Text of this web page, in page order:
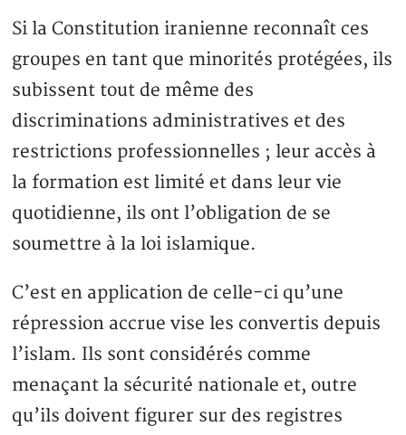
Si la Constitution iranienne reconnaît ces
groupes en tant que minorités protégées, ils
subissent tout de même des
discriminations administratives et des
restrictions professionnelles ; leur accès à
la formation est limité et dans leur vie
quotidienne, ils ont l’obligation de se
soumettre à la loi islamique.
C’est en application de celle-ci qu’une
répression accrue vise les convertis depuis
l’islam. Ils sont considérés comme
menaçant la sécurité nationale et, outre
qu’ils doivent figurer sur des registres